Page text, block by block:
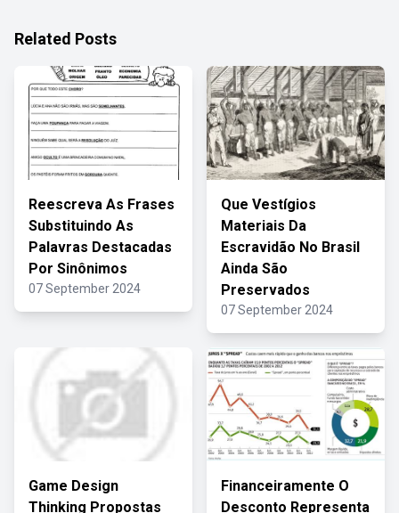
Related Posts
Reescreva As Frases
Substituindo As
Palavras Destacadas
Por Sinônimos
07 September 2024
Que Vestígios
Materiais Da
Escravidão No Brasil
Ainda São
Preservados
07 September 2024
Game Design
Thinking Propostas
Financeiramente O
Desconto Representa